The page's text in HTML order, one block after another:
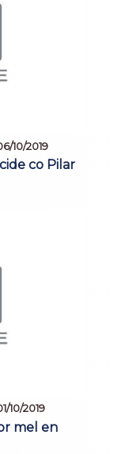
10/2019
co Pilar
10/2019
mel en